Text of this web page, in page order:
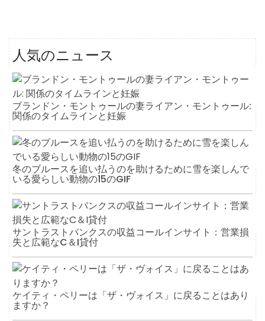
人気のニュース
ブランドン・モントゥールの妻ライアン・モントゥール:
関係のタイムラインと妊娠
冬のブルースを追い払うのを助けるために雪を楽しんで
いる愛らしい動物の15のGIF
サントラストバンクスの収益コールインサイト：営業損
失と広範なC＆I貸付
ケイティ・ペリーは「ザ・ヴォイス」に戻ることはあり
ますか？